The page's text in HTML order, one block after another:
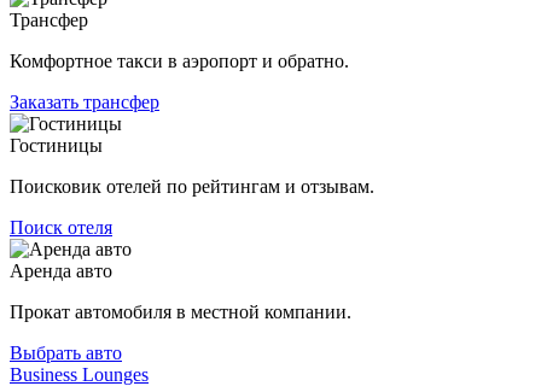
Трансфер
Комфортное такси в аэропорт и обратно.
Заказать трансфер
Гостиницы
Поисковик отелей по рейтингам и отзывам.
Поиск отеля
Аренда авто
Прокат автомобиля в местной компании.
Выбрать авто
Business Lounges